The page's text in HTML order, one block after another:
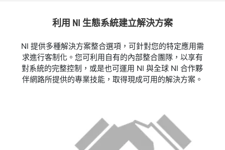
利用 NI 生態系統建立解決方案
NI 提供多種解決方案整合選項，可針對您的特定應用需
求進行客制化。您可利用自有的內部整合團隊，以享有
對系統的完整控制，或是也可運用 NI 與全球 NI 合作夥
伴網路所提供的專業技能，取得現成可用的解決方案。